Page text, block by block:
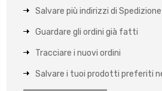
Salvare più indirizzi di Spedizione
Guardare gli ordini già fatti
Tracciare i nuovi ordini
Salvare i tuoi prodotti preferiti